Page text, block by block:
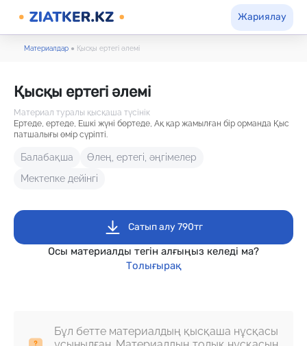
Жариялау
Материалдар ● Қысқы ертегі әлемі
Қысқы ертегі әлемі
Материал туралы қысқаша түсінік
Ертеде, ертеде, Ешкі жүні бөртеде, Ақ қар жамылған бір орманда Қыс
патшалығы өмір сүріпті.
Балабақша
Өлең, ертегі, әңгімелер
Мектепке дейінгі
Сатып алу 790тг
Осы материалды тегін алғыңыз келеді ма?
Толығырақ
Бұл бетте материалдың қысқаша нұсқасы